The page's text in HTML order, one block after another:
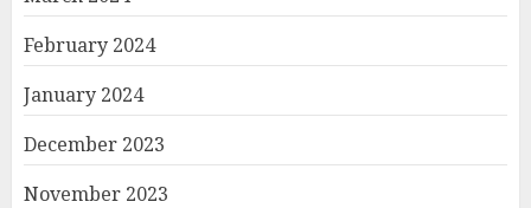
February 2024
January 2024
December 2023
November 2023